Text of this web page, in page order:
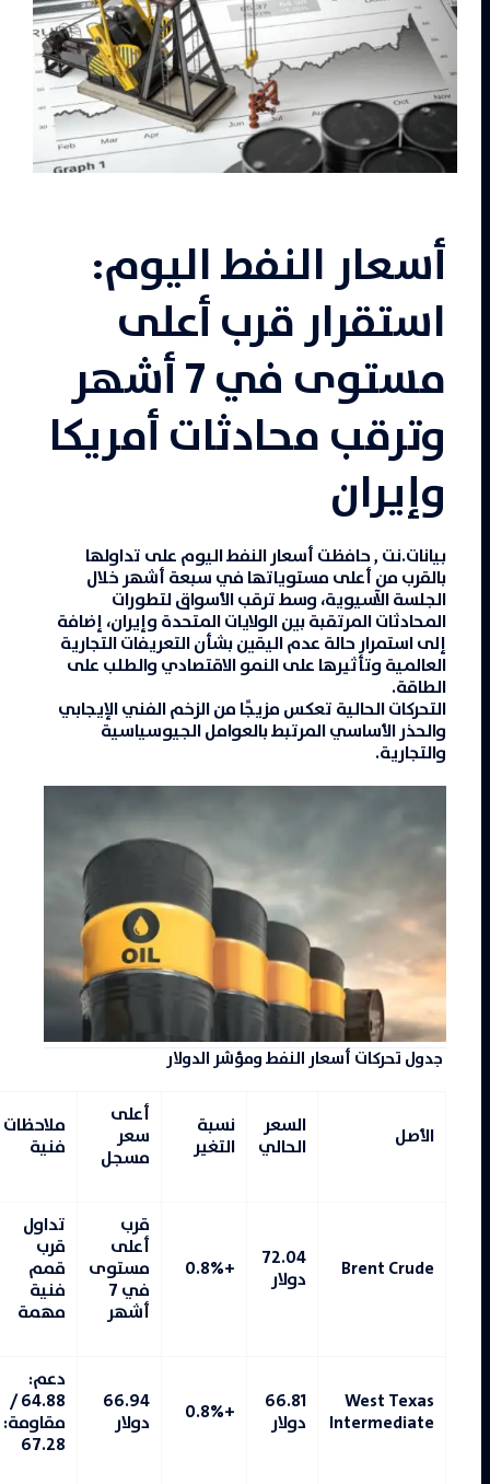
أسعار النفط اليوم:
استقرار قرب أعلى
مستوى في 7 أشهر
وترقب محادثات أمريكا
وإيران
بيانات.نت,حافظتأسعار النفطاليومعلى تداولها
بالقرب من أعلى مستوياتها في سبعة أشهر خلال
الجلسة الآسيوية، وسط ترقب الأسواق لتطورات
المحادثات المرتقبة بين الولايات المتحدة وإيران، إضافة
إلى استمرار حالة عدم اليقين بشأن التعريفات التجارية
العالمية وتأثيرها على النمو الاقتصادي والطلب على
الطاقة.
التحركات الحالية تعكس مزيجًا من الزخم الفني الإيجابي
والحذر الأساسي المرتبط بالعوامل الجيوسياسية
والتجارية.
جدول تحركات أسعار النفط ومؤشر الدولار
الأصل السعر
الحالي
نسبة
التغير
أعلى
سعر
مسجل
ملاحظات
فنية
Brent Crude
72.04
دولار +0.8%
قرب
أعلى
مستوى
في 7
أشهر
تداول
قرب
قمم
فنية
مهمة
West Texas
Intermediate
66.81
دولار +0.8%
66.94
دولار
دعم:
64.88 /
مقاومة:
67.28